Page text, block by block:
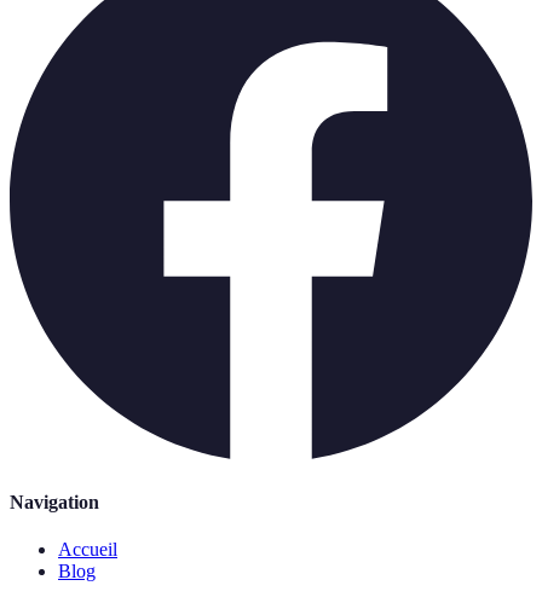
Navigation
Accueil
Blog